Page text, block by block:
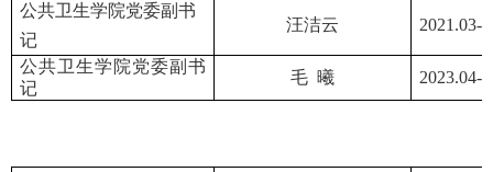
公共卫生学院党委副书
记
汪洁云 2021.03-
公共卫生学院党委副书
记
毛 曦 2023.04-